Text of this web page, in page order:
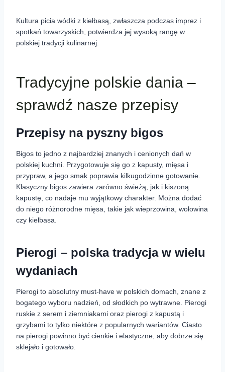
Kultura picia wódki z kiełbasą, zwłaszcza podczas imprez i
spotkań towarzyskich, potwierdza jej wysoką rangę w
polskiej tradycji kulinarnej.
Tradycyjne polskie dania –
sprawdź nasze przepisy
Przepisy na pyszny bigos
Bigos to jedno z najbardziej znanych i cenionych dań w
polskiej kuchni. Przygotowuje się go z kapusty, mięsa i
przypraw, a jego smak poprawia kilkugodzinne gotowanie.
Klasyczny bigos zawiera zarówno świeżą, jak i kiszoną
kapustę, co nadaje mu wyjątkowy charakter. Można dodać
do niego różnorodne mięsa, takie jak wieprzowina, wołowina
czy kiełbasa.
Pierogi – polska tradycja w wielu
wydaniach
Pierogi to absolutny must-have w polskich domach, znane z
bogatego wyboru nadzień, od słodkich po wytrawne. Pierogi
ruskie z serem i ziemniakami oraz pierogi z kapustą i
grzybami to tylko niektóre z popularnych wariantów. Ciasto
na pierogi powinno być cienkie i elastyczne, aby dobrze się
sklejało i gotowało.